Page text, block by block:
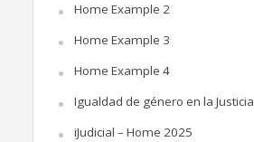
Home Example 2
Home Example 3
Home Example 4
Igualdad de género en la Justicia
iJudicial – Home 2025